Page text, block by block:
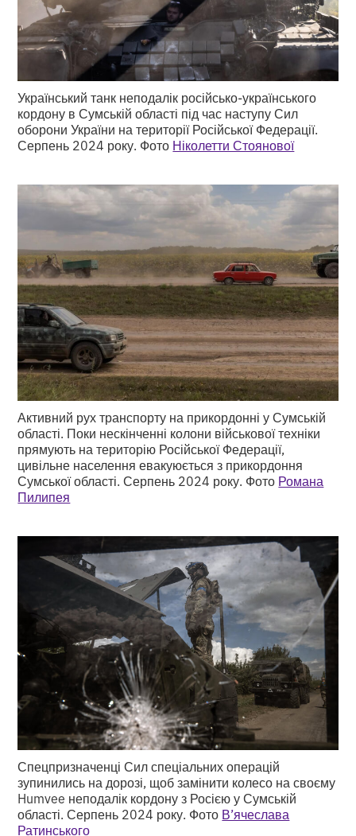
Український танк неподалік російсько-українського
кордону в Сумській області під час наступу Сил
оборони України на території Російської Федерації.
Серпень 2024 року. Фото Ніколетти Стоянової
Активний рух транспорту на прикордонні у Сумській
області. Поки нескінченні колони військової техніки
прямують на територію Російської Федерації,
цивільне населення евакуюється з прикордоння
Сумської області. Серпень 2024 року. Фото Романа
Пилипея
Спецпризначенці Сил спеціальних операцій
зупинились на дорозі, щоб замінити колесо на своєму
Humvee неподалік кордону з Росією у Сумській
області. Серпень 2024 року. Фото В’ячеслава
Ратинського